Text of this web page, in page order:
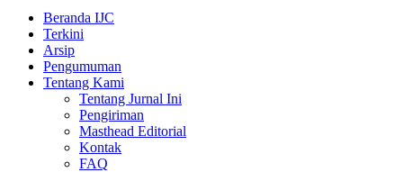
Beranda IJC
Terkini
Arsip
Pengumuman
Tentang Kami
Tentang Jurnal Ini
Pengiriman
Masthead Editorial
Kontak
FAQ